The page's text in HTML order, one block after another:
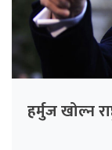
हर्मुज खोल्न